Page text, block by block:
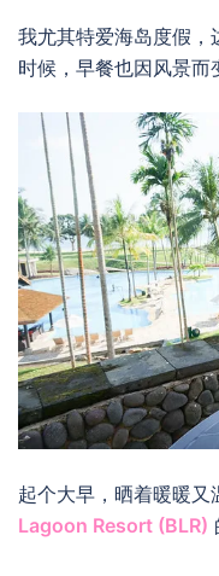
我尤其特爱海岛度假，
时候，早餐也因风景而
起个大早，晒着暖暖
Lagoon Resort (BLR)